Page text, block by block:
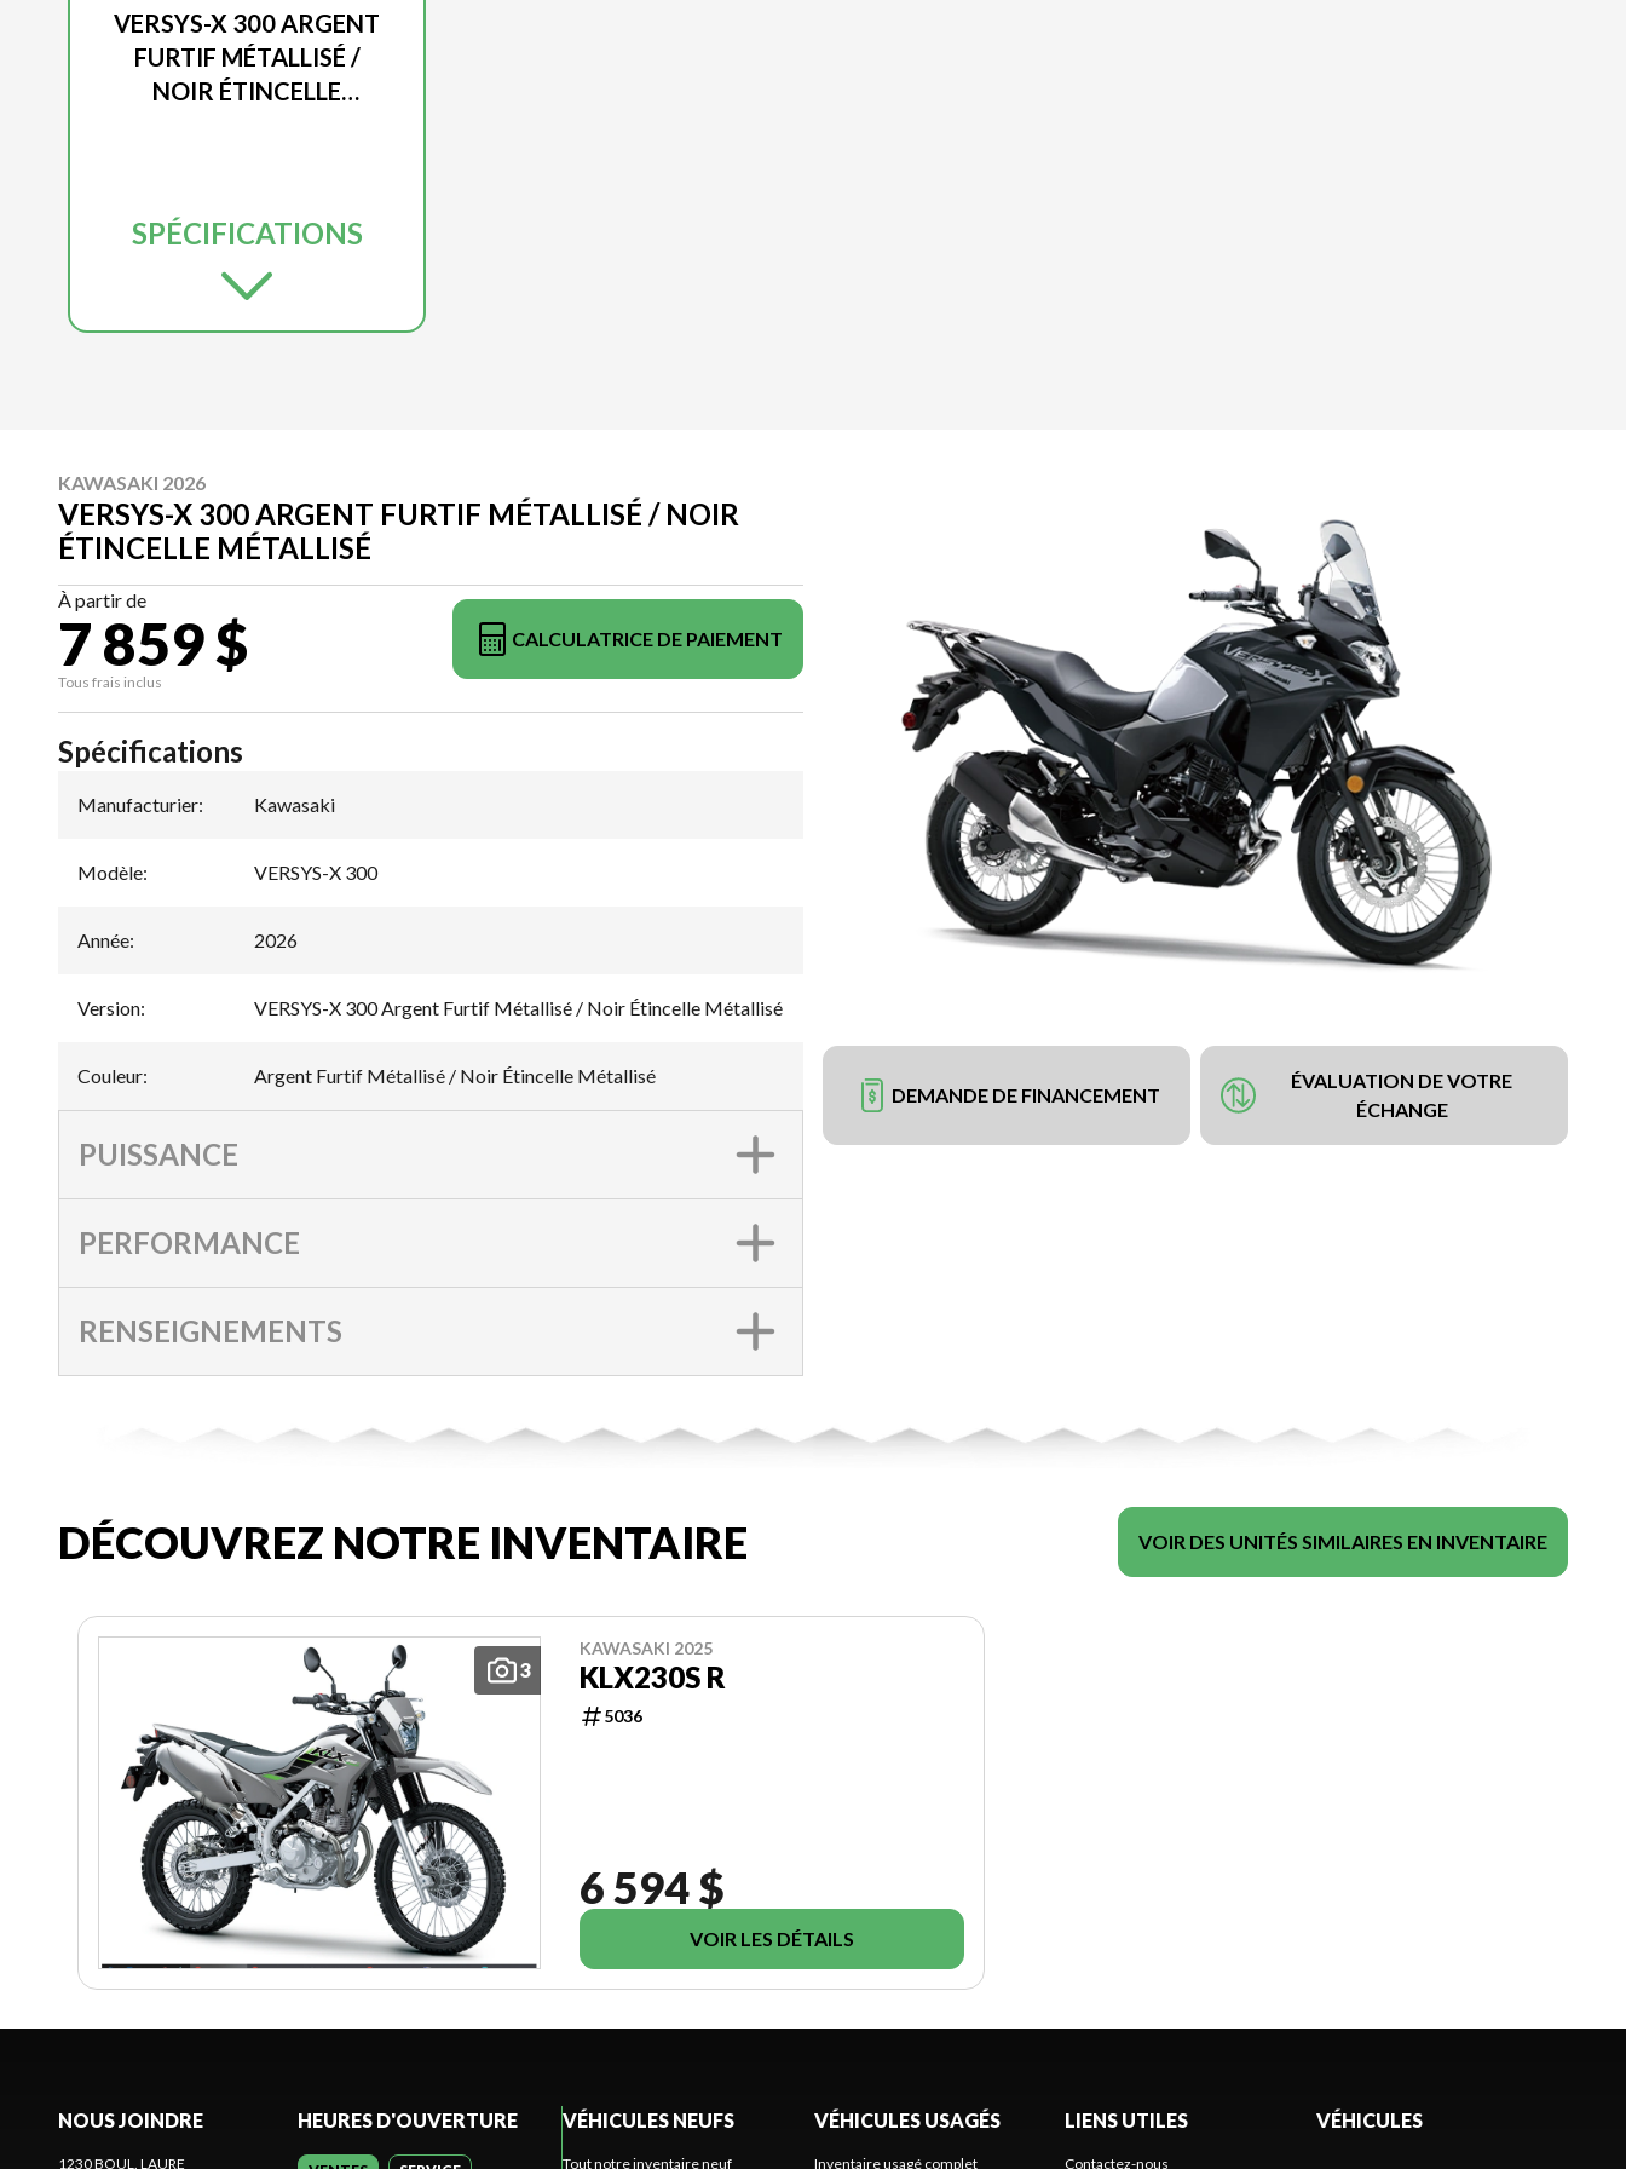
VERSYS-X 300 ARGENT
FURTIF MÉTALLISÉ /
NOIR ÉTINCELLE
SPÉCIFICATIONS
KAWASAKI 2026
VERSYS-X 300 ARGENT FURTIF MÉTALLISÉ / NOIR
ÉTINCELLE MÉTALLISÉ
À partir de
7 859 $
Tous frais inclus
CALCULATRICE DE PAIEMENT
DEMANDE DE FINANCEMENT
ÉVALUATION DE VOTRE
ÉCHANGE
Spécifications
Manufacturier: Kawasaki
Modèle: VERSYS-X 300
Année: 2026
Version: VERSYS-X 300 Argent Furtif Métallisé / Noir Étincelle Métallisé
Couleur: Argent Furtif Métallisé / Noir Étincelle Métallisé
PUISSANCE
PERFORMANCE
RENSEIGNEMENTS
DÉCOUVREZ NOTRE INVENTAIRE VOIR DES UNITÉS SIMILAIRES EN INVENTAIRE
3
KAWASAKI 2025
KLX230S R
5036
6 594 $
VOIR LES DÉTAILS
NOUS JOINDRE
1230 BOUL. LAURE
HEURES D'OUVERTURE VÉHICULES NEUFS
Tout notre inventaire neuf
VÉHICULES USAGÉS
Inventaire usagé complet
LIENS UTILES
Contactez-nous
VÉHICULES